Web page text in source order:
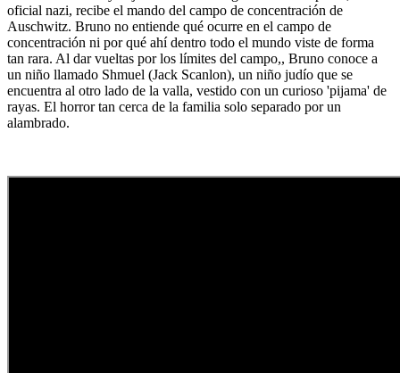
oficial nazi, recibe el mando del campo de concentración de
Auschwitz. Bruno no entiende qué ocurre en el campo de
concentración ni por qué ahí dentro todo el mundo viste de forma
tan rara. Al dar vueltas por los límites del campo,, Bruno conoce a
un niño llamado Shmuel (Jack Scanlon), un niño judío que se
encuentra al otro lado de la valla, vestido con un curioso 'pijama' de
rayas. El horror tan cerca de la familia solo separado por un
alambrado.